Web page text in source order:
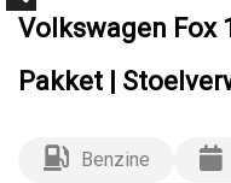
Volkswagen Fox
Pakket |
Benzine